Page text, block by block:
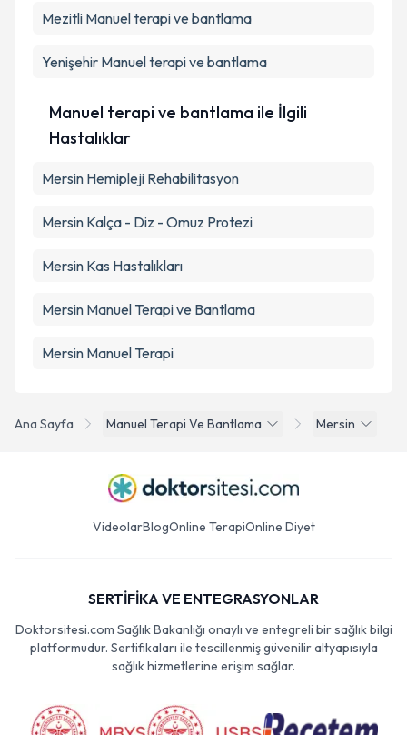
Ana Sayfa Manuel Terapi Ve Bantlama Mersin
Mezitli Manuel terapi ve bantlama
Yenişehir Manuel terapi ve bantlama
Manuel terapi ve bantlama ile İlgili
Hastalıklar
Mersin Hemipleji Rehabilitasyon
Mersin Kalça - Diz - Omuz Protezi
Mersin Kas Hastalıkları
Mersin Manuel Terapi ve Bantlama
Mersin Manuel Terapi
VideolarBlogOnline TerapiOnline Diyet
SERTİFİKA VE ENTEGRASYONLAR
Doktorsitesi.com Sağlık Bakanlığı onaylı ve entegreli bir sağlık bilgi
platformudur. Sertifikaları ile tescillenmiş güvenilir altyapısıyla
sağlık hizmetlerine erişim sağlar.